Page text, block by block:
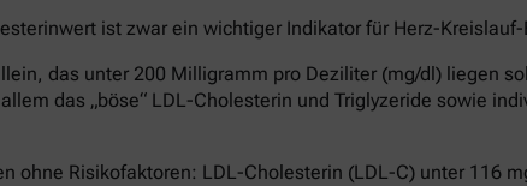
ist zwar ein wichtiger Indikator für Herz-
das unter 200 Milligramm pro Deziliter (mg/dl) liegen
das „böse“ LDL-Cholesterin und Triglyzeride sowie
ohne Risikofaktoren: LDL-Cholesterin (LDL-C) unter 116